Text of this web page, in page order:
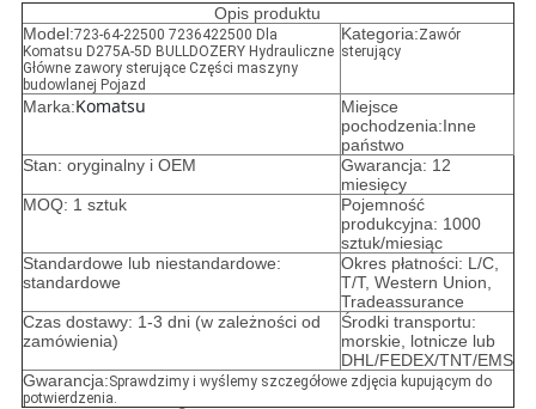
Opis produktu
Model:723-64-22500 7236422500 Dla
Komatsu D275A-5D BULLDOZERY Hydrauliczne
Główne zawory sterujące Części maszyny
budowlanej Pojazd
Kategoria:Zawór
sterujący
Marka:Komatsu
Miejsce
pochodzenia:Inne
państwo
Stan: oryginalny i OEM
Gwarancja: 12
miesięcy
MOQ: 1 sztuk
Pojemność
produkcyjna: 1000
sztuk/miesiąc
Standardowe lub niestandardowe:
standardowe
Okres płatności: L/C,
T/T, Western Union,
Tradeassurance
Czas dostawy: 1-3 dni (w zależności od
zamówienia)
Środki transportu:
morskie, lotnicze lub
DHL/FEDEX/TNT/EMS
Gwarancja:Sprawdzimy i wyślemy szczegółowe zdjęcia kupującym do
potwierdzenia.